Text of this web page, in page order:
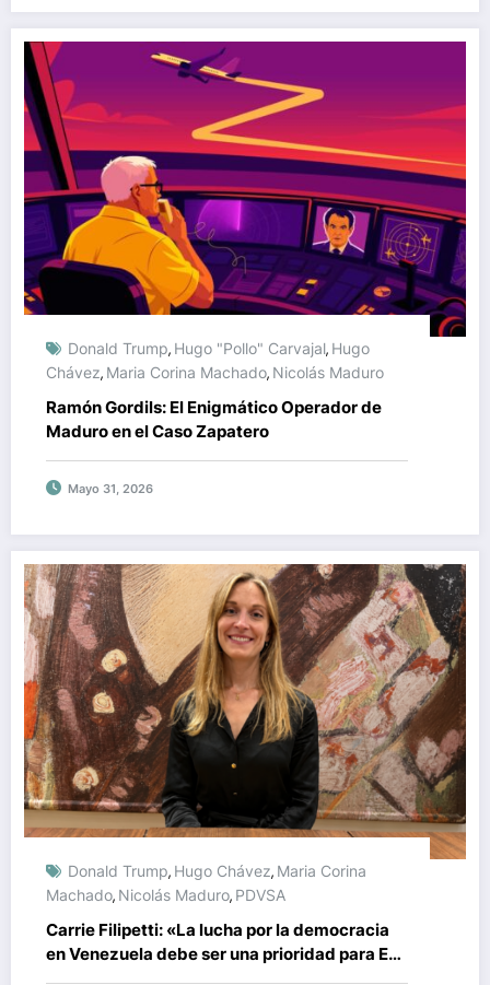
Donald Trump, Hugo "Pollo" Carvajal, Hugo
Chávez, Maria Corina Machado, Nicolás Maduro
Ramón Gordils: El Enigmático Operador de
Maduro en el Caso Zapatero
Mayo 31, 2026
Donald Trump, Hugo Chávez, Maria Corina
Machado, Nicolás Maduro, PDVSA
Carrie Filipetti: «La lucha por la democracia
en Venezuela debe ser una prioridad para EE.
UU.»